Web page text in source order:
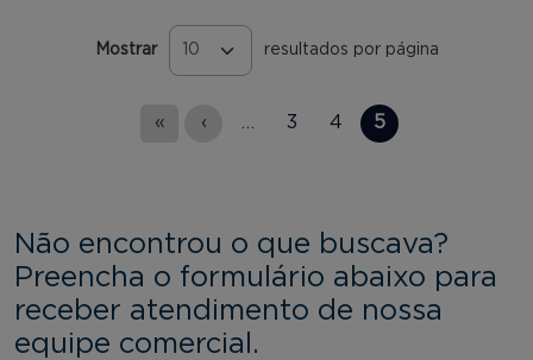
Mostrar resultados por página
« ‹ 3 4 5
Não encontrou o que buscava?
Preencha o formulário abaixo para
receber atendimento de nossa
equipe comercial.